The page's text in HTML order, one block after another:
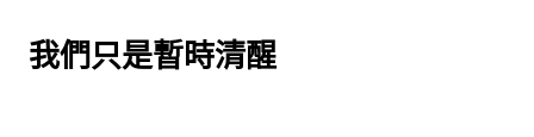
我們只是暫時清醒